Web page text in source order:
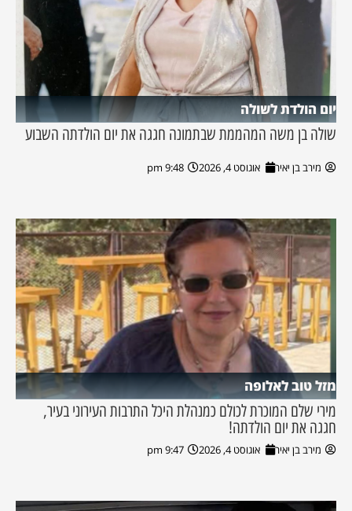
יום הולדת לשולה
שולה בן משה המהממת שבתמונה חגגה את יום הולדתה השבוע
מירב בן יאיר אוגוסט 4, 2026 9:48 pm
מזל טוב לאלופה
מירי שלם המוכרת לכולם כמנהלת היכל התרבות העירוני בעיר,
חגגה את יום הולדתה!
מירב בן יאיר אוגוסט 4, 2026 9:47 pm